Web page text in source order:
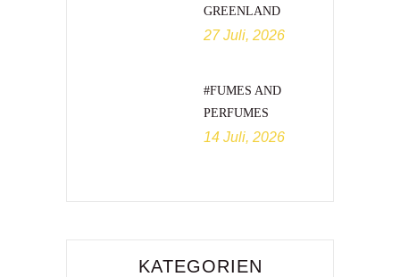
GREENLAND
27 Juli, 2026
#FUMES AND
PERFUMES
14 Juli, 2026
KATEGORIEN